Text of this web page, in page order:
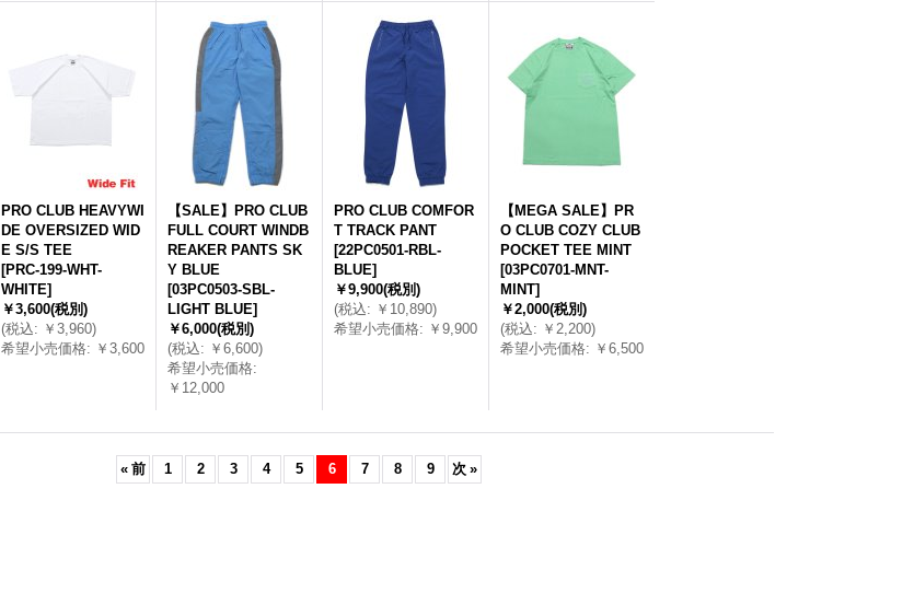
PRO CLUB HEAVYWI
DE OVERSIZED WID
E S/S TEE
[PRC-199-WHT-
WHITE]
￥3,600(税別)
(税込: ￥3,960)
希望小売価格: ￥3,600
【SALE】PRO CLUB
FULL COURT WINDB
REAKER PANTS SK
Y BLUE
[03PC0503-SBL-
LIGHT BLUE]
￥6,000(税別)
(税込: ￥6,600)
希望小売価格:
￥12,000
PRO CLUB COMFOR
T TRACK PANT
[22PC0501-RBL-
BLUE]
￥9,900(税別)
(税込: ￥10,890)
希望小売価格: ￥9,900
【MEGA SALE】PR
O CLUB COZY CLUB
POCKET TEE MINT
[03PC0701-MNT-
MINT]
￥2,000(税別)
(税込: ￥2,200)
希望小売価格: ￥6,500
« 前 1 2 3 4 5 6 7 8 9 次 »